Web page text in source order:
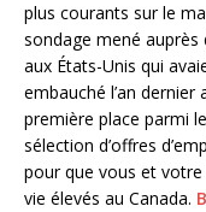
plus courants sur le
sondage mené auprès
aux États-Unis qui
embauché l’an
première place parmi
sélection d’offres
pour que vous et
vie élevés au Canada.